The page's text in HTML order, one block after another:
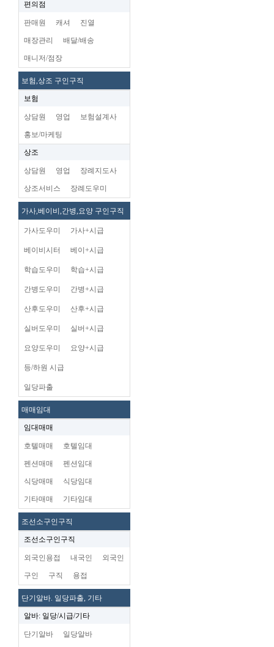
편의점
판매원 캐셔 진열
매장관리 배달/배송
매니저/점장
보험,상조 구인구직
보험
상담원 영업 보험설계사
홍보/마케팅
상조
상담원 영업 장례지도사
상조서비스 장례도우미
가사,베이비,간병,요양 구인구직
가사도우미 가사+시급
베이비시터 베이+시급
학습도우미 학습+시급
간병도우미 간병+시급
산후도우미 산후+시급
실버도우미 실버+시급
요양도우미 요양+시급
등/하원 시급
일당파출
매매임대
임대매매
호텔매매 호텔임대
펜션매매 펜션임대
식당매매 식당임대
기타매매 기타임대
조선소구인구직
조선소구인구직
외국인용접 내국인 외국인
구인 구직 용접
단기알바. 일당파출, 기타
알바: 일당/시급/기타
단기알바 일당알바